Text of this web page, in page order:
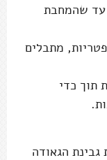
עד שהמחבת
מתבלים
גבוהה 5 דקות תוך כדי
הגאודה